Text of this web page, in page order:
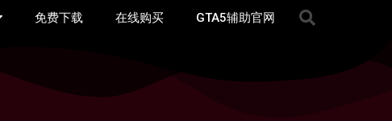
免费下载 在线购买 GTA5辅助官网